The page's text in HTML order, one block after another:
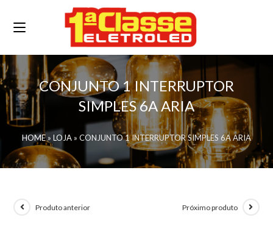
CONJUNTO 1 INTERRUPTOR
SIMPLES 6A ARIA
HOME» LOJA » CONJUNTO 1 INTERRUPTOR SIMPLES 6A ARIA
Produto anterior Próximo produto